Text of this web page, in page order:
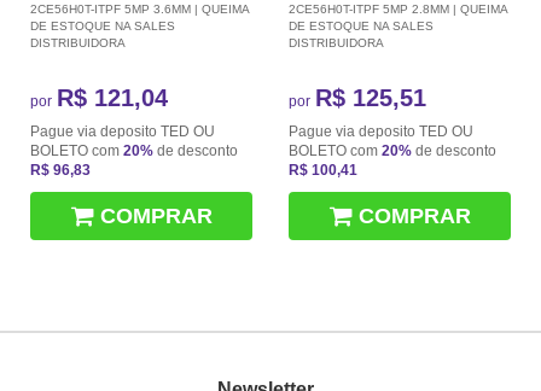
2CE56H0T-ITPF 5MP 3.6MM | QUEIMA
DE ESTOQUE NA SALES
DISTRIBUIDORA
por R$ 121,04
Pague via deposito TED OU
BOLETO com 20% de desconto
R$ 96,83
COMPRAR
2CE56H0T-ITPF 5MP 2.8MM | QUEIMA
DE ESTOQUE NA SALES
DISTRIBUIDORA
por R$ 125,51
Pague via deposito TED OU
BOLETO com 20% de desconto
R$ 100,41
COMPRAR